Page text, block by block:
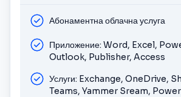
Абонаментна облачна услуга
Приложение: Word, Excel,
Outlook, Publisher, Access
Услуги: Exchange, OneDrive,
Teams, Yammer Sream,